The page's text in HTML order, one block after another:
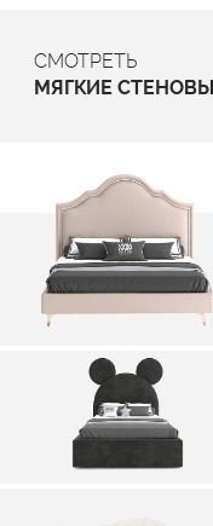
СМОТРЕТЬ
МЯГКИЕ